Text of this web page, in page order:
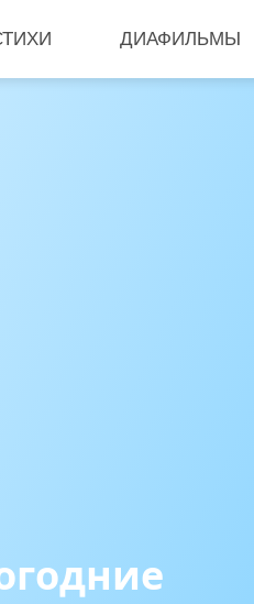
ДИАФИЛЬМЫ